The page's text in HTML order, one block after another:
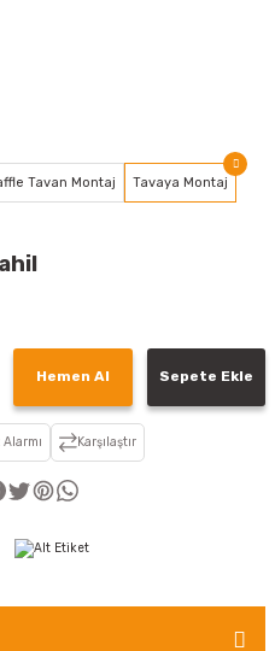
Tavan Montaj Tavaya Montaj
Hemen Al Sepete Ekle
Karşılaştır